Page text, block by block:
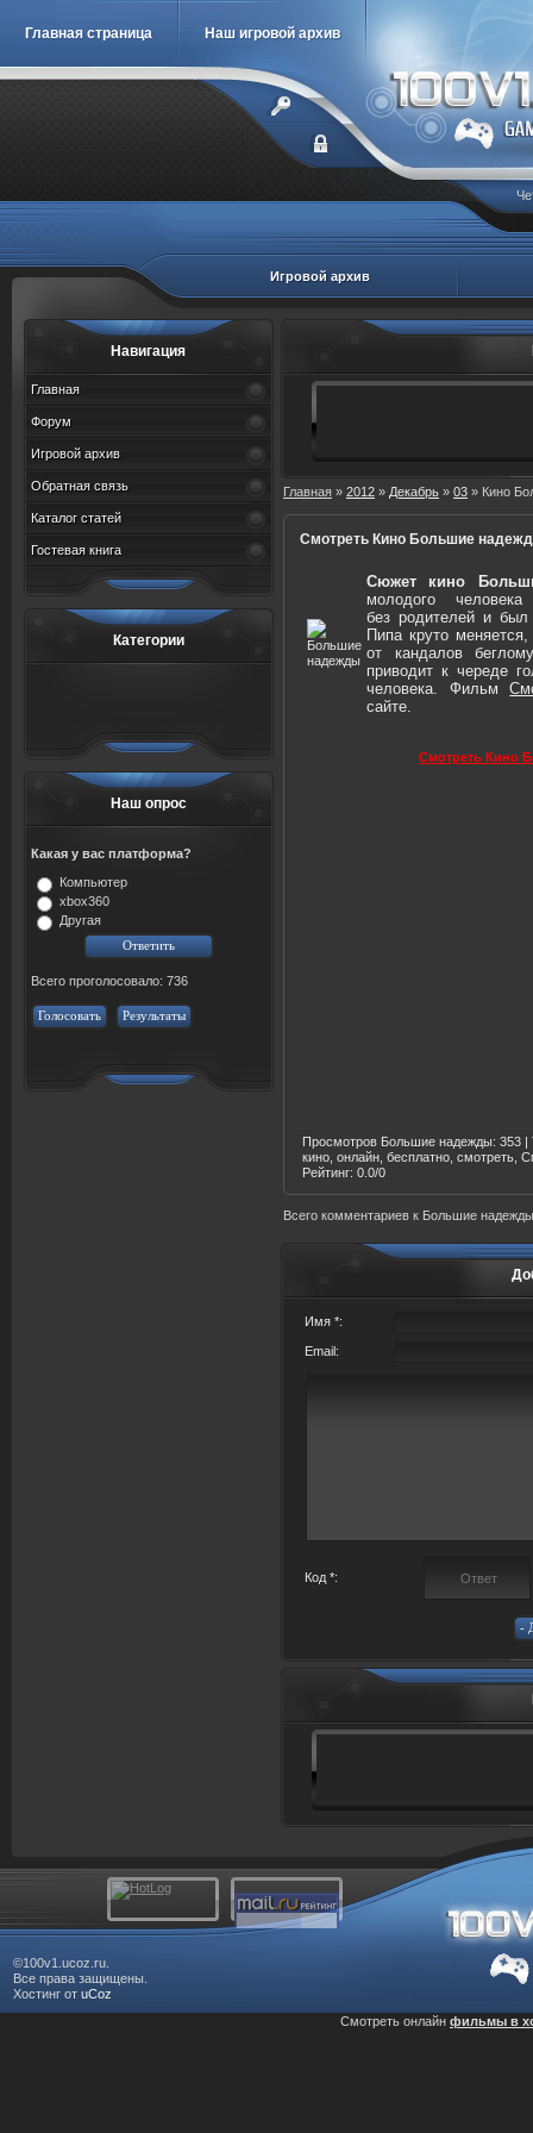
Главная страница Наш игровой архив
Игровой архив
Навигация
Главная
Форум
Игровой архив
Обратная связь
Каталог статей
Гостевая книга
Категории
Наш опрос
Какая у вас платформа?
Компьютер
xbox360
Другая
Всего проголосовало: 736
Голосовать Результаты
Главная » 2012 » Декабрь » 03 » Кино
Смотреть Кино Большие
Сюжет кино
молодого
без родителей и был
Пипа круто
от кандалов
приводит к череде
человека. Фильм
сайте.
Смотреть Кино
Просмотров Большие надежды: 353 |
кино, онлайн, бесплатно, смотреть,
Рейтинг: 0.0/0
Всего комментариев к Большие
Имя *:
Email:
Код *:
©100v1.ucoz.ru.
Все права защищены.
Хостинг от uCoz
Смотреть онлайн фильмы в